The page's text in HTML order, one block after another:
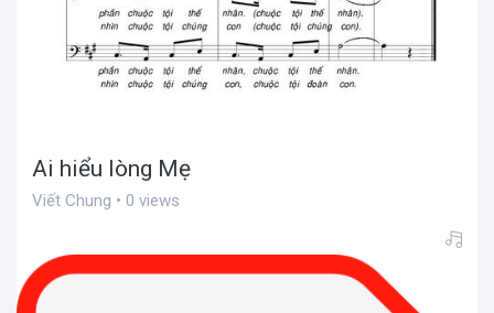
Ai hiểu lòng Mẹ
Viết Chung • 0 views